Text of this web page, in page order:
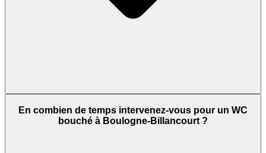
En combien de temps intervenez-vous pour un WC
bouché à Boulogne-Billancourt ?